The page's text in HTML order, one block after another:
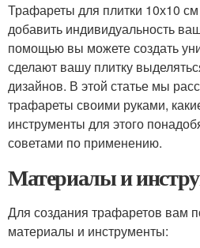
Трафареты для плитки 10х10
добавить индивидуальность
помощью вы можете создать
сделают вашу плитку
дизайнов. В этой статье мы
трафареты своими руками,
инструменты для этого
советами по применению.
Материалы и
Для создания трафаретов вам
материалы и инструменты: